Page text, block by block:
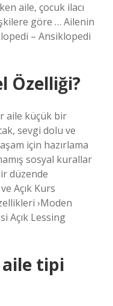
aile, çocuk ilacı
göre … Ailenin
– Ansiklopedi
Özelliği?
aile küçük bir
sevgi dolu ve
için hazırlama
sosyal kurallar
düzende
Açık Kurs
›Moden
Açık Lessing
aile tipi